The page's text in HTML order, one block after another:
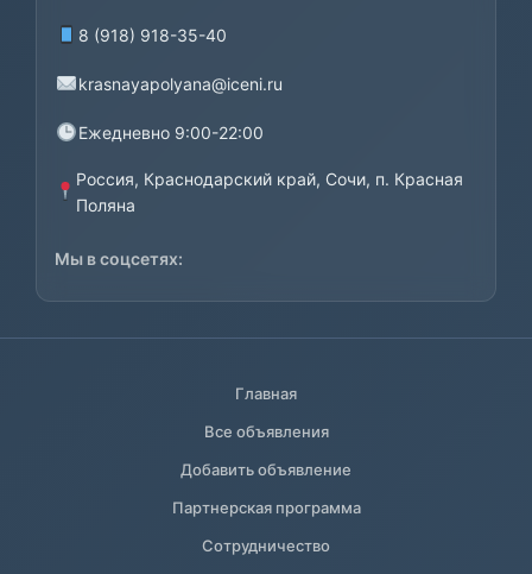
8 (918) 918-35-40
krasnayapolyana@iceni.ru
Ежедневно 9:00-22:00
Россия, Краснодарский край, Сочи, п. Красная
Поляна
Мы в соцсетях:
Главная
Все объявления
Добавить объявление
Партнерская программа
Сотрудничество